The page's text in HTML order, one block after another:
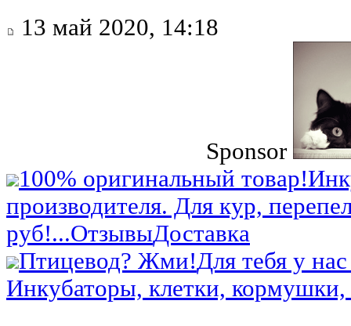
13 май 2020, 14:18
Sponsor
100% оригинальный товар!
производителя. Для кур,
руб!...ОтзывыДоставка
Птицевод? Жми!Для тебя у
Инкубаторы, клетки,